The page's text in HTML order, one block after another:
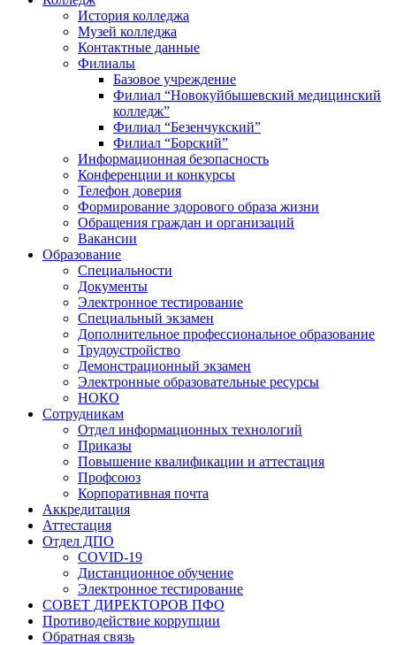
История колледжа
Музей колледжа
Контактные данные
Филиалы
Базовое учреждение
Филиал “Новокуйбышевский медицинский
колледж”
Филиал “Безенчукский”
Филиал “Борский”
Информационная безопасность
Конференции и конкурсы
Телефон доверия
Формирование здорового образа жизни
Обращения граждан и организаций
Вакансии
Образование
Специальности
Документы
Электронное тестирование
Специальный экзамен
Дополнительное профессиональное образование
Трудоустройство
Демонстрационный экзамен
Электронные образовательные ресурсы
НОКО
Сотрудникам
Отдел информационных технологий
Приказы
Повышение квалификации и аттестация
Профсоюз
Корпоративная почта
Аккредитация
Аттестация
Отдел ДПО
COVID-19
Дистанционное обучение
Электронное тестирование
СОВЕТ ДИРЕКТОРОВ ПФО
Противодействие коррупции
Обратная связь